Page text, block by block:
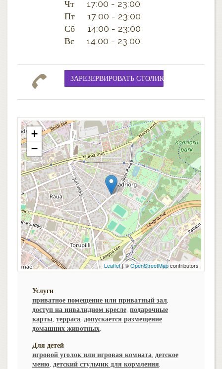
Чт 17:00 - 23:00
Пт 17:00 - 23:00
Сб 14:00 - 23:00
Вс 14:00 - 23:00
+
−
Leaflet| ©OpenStreetMapcontributors
Услуги
приватное помещение или приватный зал,
доступ на инвалидном кресле, подарочные
карты, терраса, допускается размещение
домашних животных,
Для детей
игровой уголок или игровая комната, детское
меню, детский стульчик для кормления,